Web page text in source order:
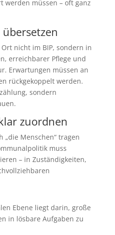
werden müssen – oft ganz
nicht im BIP, sondern in
erreichbarer Pflege und
Erwartungen müssen an
rückgekoppelt werden.
sondern
zuordnen
„die Menschen“ tragen
muss
– in Zuständigkeiten,
Ebene liegt darin, große
in lösbare Aufgaben zu